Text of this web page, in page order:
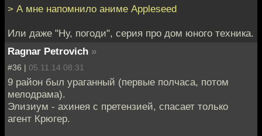
> А мне напомнило аниме Appleseed
Или даже "Ну, погоди", серия про дом юного техника.
Ragnar Petrovich »
#36 | 05.11.14 08:31
9 район был ураганный (первые полчаса, потом
мелодрама).
Элизиум - ахинея с претензией, спасает только
агент Крюгер.